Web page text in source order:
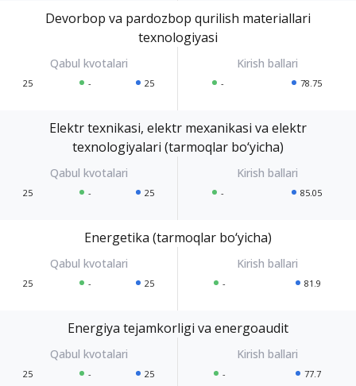
Devorbop va pardozbop qurilish materiallari
texnologiyasi
25 - 25 - 78.75
Elektr texnikasi, elektr mexanikasi va elektr
texnologiyalari (tarmoqlar bo‘yicha)
25 - 25 - 85.05
Energetika (tarmoqlar bo‘yicha)
25 - 25 - 81.9
Energiya tejamkorligi va energoaudit
25 - 25 - 77.7